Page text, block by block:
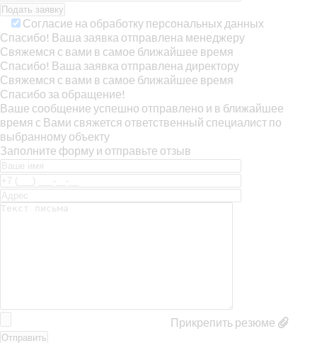
Согласие на обработку персональных данных
Спасибо! Ваша заявка отправлена менеджеру
Свяжемся с вами в самое ближайшее время
Спасибо! Ваша заявка отправлена директору
Свяжемся с вами в самое ближайшее время
Спасибо за обращение!
Ваше сообщение успешно отправлено и в ближайшее
время с Вами свяжется ответственный специалист по
выбранному объекту
Заполните форму и отправьте отзыв
Прикрепить резюме